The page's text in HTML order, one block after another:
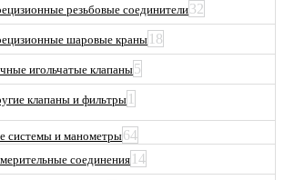
резьбовые соединители32
шаровые краны 18
игольчатые клапаны5
клапаны и фильтры 1
системы и манометры64
соединения 14